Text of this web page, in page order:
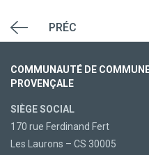
PRÉC
COMMUNAUTÉ DE
PROVENÇALE
SIÈGE SOCIAL
170 rue Ferdinand Fert
Les Laurons – CS 30005